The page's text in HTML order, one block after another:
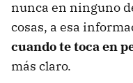
nunca en ninguno
cosas, a esa
cuando te toca en
más claro.